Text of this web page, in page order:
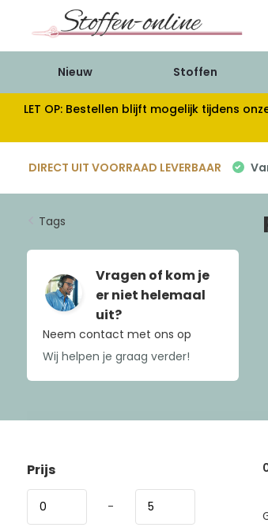
Nieuw Stoffen
LET OP: Bestellen blijft mogelijk tijdens
DIRECT UIT VOORRAAD LEVERBAAR
Tags
Vragen of kom je
er niet helemaal
uit?
Neem contact met ons op
Wij helpen je graag verder!
Prijs
-